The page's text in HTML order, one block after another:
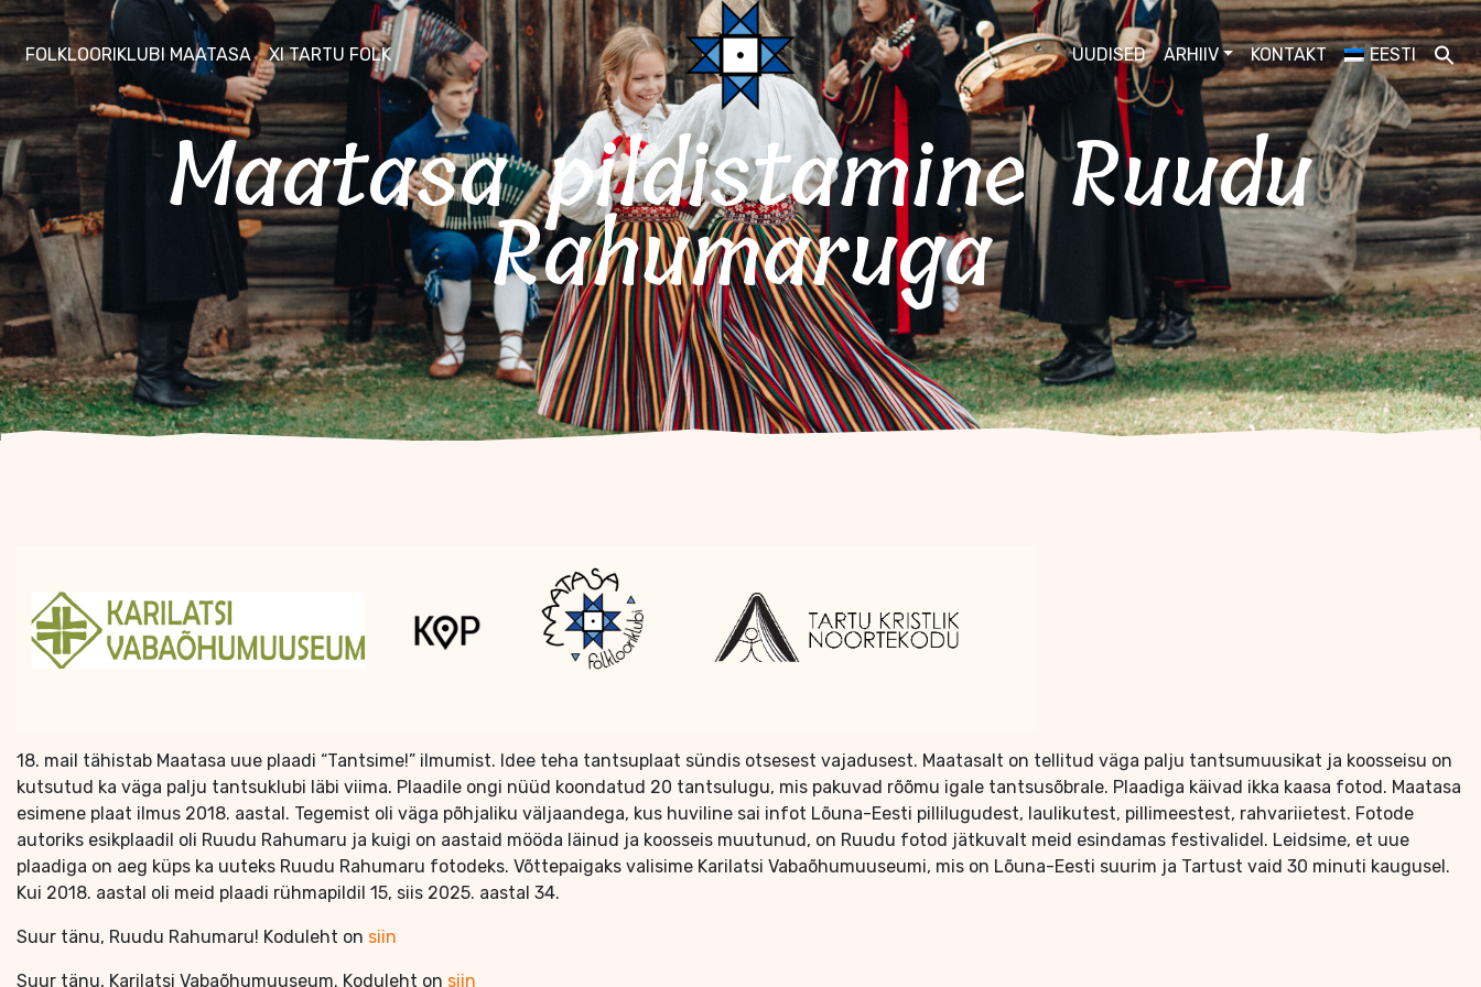
FOLKLOORIKLUBI MAATASA XI TARTU FOLK UUDISED ARHIIV KONTAKT EESTI
Maatasa pildistamine Ruudu
Rahumaruga
18. mail tähistab Maatasa uue plaadi “Tantsime!” ilmumist. Idee teha tantsuplaat sündis otsesest vajadusest. Maatasalt on tellitud väga palju tantsumuusikat ja koosseisu on
kutsutud ka väga palju tantsuklubi läbi viima. Plaadile ongi nüüd koondatud 20 tantsulugu, mis pakuvad rõõmu igale tantsusõbrale. Plaadiga käivad ikka kaasa fotod. Maatasa
esimene plaat ilmus 2018. aastal. Tegemist oli väga põhjaliku väljaandega, kus huviline sai infot Lõuna-Eesti pillilugudest, laulikutest, pillimeestest, rahvariietest. Fotode
autoriks esikplaadil oli Ruudu Rahumaru ja kuigi on aastaid mööda läinud ja koosseis muutunud, on Ruudu fotod jätkuvalt meid esindamas festivalidel. Leidsime, et uue
plaadiga on aeg küps ka uuteks Ruudu Rahumaru fotodeks. Võttepaigaks valisime Karilatsi Vabaõhumuuseumi, mis on Lõuna-Eesti suurim ja Tartust vaid 30 minuti kaugusel.
Kui 2018. aastal oli meid plaadi rühmapildil 15, siis 2025. aastal 34.
Suur tänu, Ruudu Rahumaru! Koduleht on siin
Suur tänu, Karilatsi Vabaõhumuuseum. Koduleht on siin